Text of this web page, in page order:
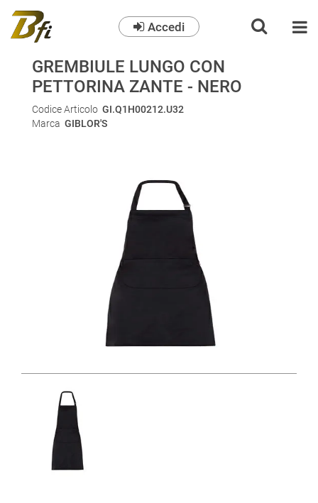
Accedi
GREMBIULE LUNGO CON
PETTORINA ZANTE - NERO
Codice Articolo GI.Q1H00212.U32
Marca GIBLOR'S